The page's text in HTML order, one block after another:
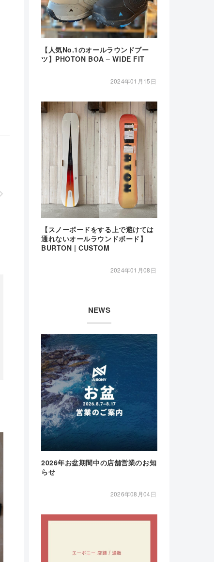
【人気No.1のオールラウンドブー
ツ】PHOTON BOA – WIDE FIT
2024年01月15日
【スノーボードをする上で避けては
通れないオールラウンドボード】
BURTON | CUSTOM
2024年01月08日
NEWS
2026年お盆期間中の店舗営業のお知
らせ
2026年08月04日